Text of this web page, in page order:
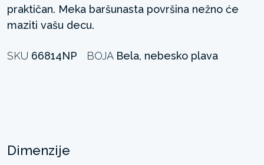
praktičan. Meka baršunasta površina nežno će
maziti vašu decu.
SKU 66814NP BOJA Bela, nebesko plava
Dimenzije